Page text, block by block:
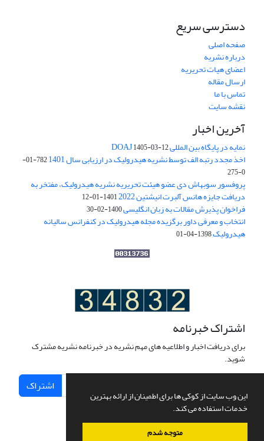
این وب سایت از کوکی ها برای اطمینان از ارائه بهترین
خدمات استفاده می کند.
متوجه شدم
دسترسی سریع
صفحه اصلی
درباره نشریه
اعضای هیات تحریریه
ارسال مقاله
تماس با ما
نقشه سایت
آخرین اخبار
نمایه در پایگاه بین المللی DOAJ1405-03-12
اخذ مجدد رتبه الف توسط نشریه هیدرولیک در ارزیابی سال 1401
782-01-
0-275
پروفسور سوبهاش دی عضو هیئت تحریریه نشریه هیدرولیک، مفتخر به
دریافت جایزه هانس آلبرت انیشتین 2022 1401-01-12
فراخوان پذیرش مقالات به زبان انگلیسی1400-02-30
انتخاب و معرفی داور برگزیده مجله هیدرولیک در کنفرانس سالیانه
هیدرولیک1398-04-01
اشتراک خبرنامه
برای دریافت اخبار و اطلاعیه های مهم نشریه در خبرنامه نشریه مشترک
شوید.
اشتراک